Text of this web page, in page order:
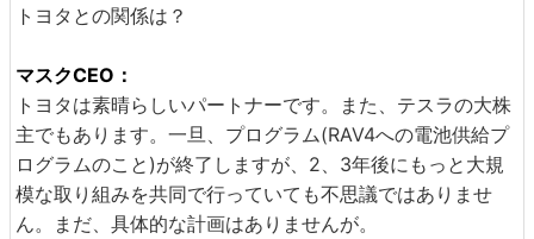
トヨタとの関係は？
マスクCEO：
トヨタは素晴らしいパートナーです。また、テスラの大株
主でもあります。一旦、プログラム(RAV4への電池供給プ
ログラムのこと)が終了しますが、2、3年後にもっと大規
模な取り組みを共同で行っていても不思議ではありませ
ん。まだ、具体的な計画はありませんが。